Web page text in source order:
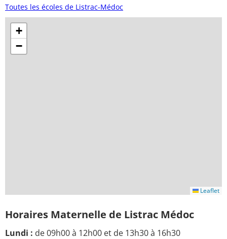
Toutes les écoles de Listrac-Médoc
+
−
Leaflet
Horaires Maternelle de Listrac Médoc
Lundi : de 09h00 à 12h00 et de 13h30 à 16h30